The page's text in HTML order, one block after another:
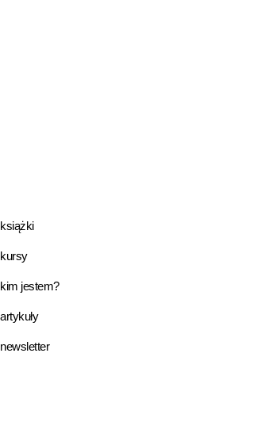
książki
kursy
kim jestem?
artykuły
newsletter